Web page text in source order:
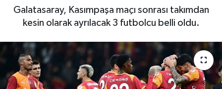
Galatasaray, Kasımpaşa maçı sonrası takımdan
kesin olarak ayrılacak 3 futbolcu belli oldu.
Gündem
Haberler
Kültür Sanat
Son Dakika Haberleri
Haber Arşivi